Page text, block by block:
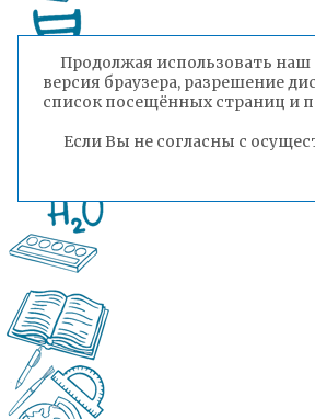
Продолжая использовать наш
версия браузера, разрешение
список посещённых страниц и
Если Вы не согласны с